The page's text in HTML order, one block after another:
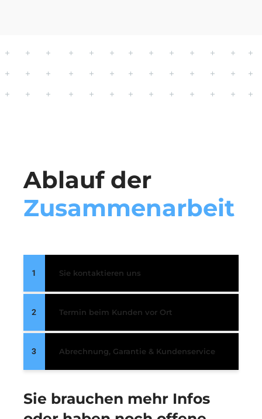
Ablauf der
Zusammenarbeit
1 Sie kontaktieren uns
2 Termin beim Kunden vor Ort
3 Abrechnung, Garantie & Kundenservice
Sie brauchen mehr Infos